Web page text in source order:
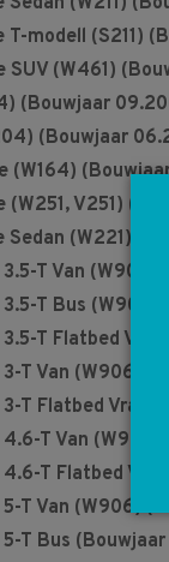
T-modell (S211)
SUV (W461)
(Bouwjaar
(Bouwjaar
(W164)
(W251, V251)
(W221)
3.5-T Van
3.5-T Bus
3.5-T Flatbed
T Van (W906)
3-T Flatbed
T Van
4.6-T Flatbed
5-T Van (W906)
5-T Bus